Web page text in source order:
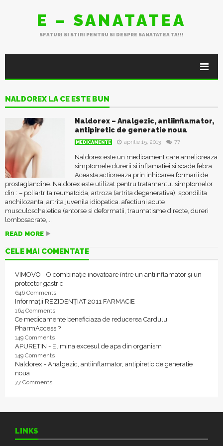
E – SANATATEA
SFATURI SI STIRI PENTRU SI DESPRE SANATATEA TA!!!
NALDOREX LA CE ESTE BUN
Naldorex – Analgezic, antiinflamator,
antipiretic de generatie noua
MEDICAMENTE aprilie 15, 2013 77
Naldorex este un medicament care amelioreaza
simptomele durerii si inflamatiei si scade febra.
Aceasta actioneaza prin inhibarea formarii de
prostaglandine. Naldorex este utilizat pentru tratamentul simptomelor
din : – poliartrita reumatoida, artroza (artrita degenerativa), spondilita
anchilozanta, artrita juvenila idiopatica. afectiuni acute
musculoscheletice (entorse si deformatii, traumatisme directe, dureri
lombosacrate,...
READ MORE
CELE MAI COMENTATE
VIMOVO - O combinație inovatoare între un antiinflamator și un
protector gastric
646 Comments
Informații REZIDENȚIAT 2011 FARMACIE
164 Comments
Ce medicamente beneficiaza de reducerea Cardului
PharmAccess ?
149 Comments
APURETIN - Elimina excesul de apa din organism
149 Comments
Naldorex - Analgezic, antiinflamator, antipiretic de generatie
noua
77 Comments
LINKS